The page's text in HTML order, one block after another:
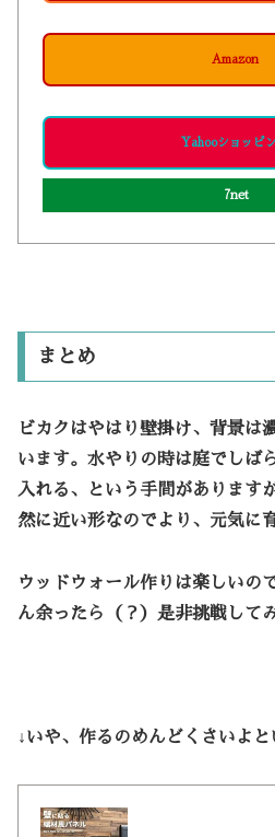
Amazon
Yahooショッピ
7net
まとめ
ビカクはやはり壁掛け、背景は
います。水やりの時は庭でしば
入れる、という手間があります
然に近い形なのでより、元気に
ウッドウォール作りは楽しいの
ん余ったら（？）是非挑戦して
↓いや、作るのめんどくさいよ